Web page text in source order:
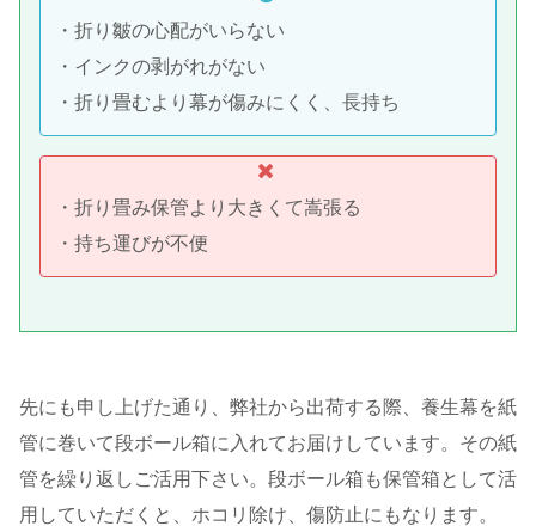
・折り皺の心配がいらない
・インクの剥がれがない
・折り畳むより幕が傷みにくく、長持ち
・折り畳み保管より大きくて嵩張る
・持ち運びが不便
先にも申し上げた通り、弊社から出荷する際、養生幕を紙
管に巻いて段ボール箱に入れてお届けしています。その紙
管を繰り返しご活用下さい。段ボール箱も保管箱として活
用していただくと、ホコリ除け、傷防止にもなります。